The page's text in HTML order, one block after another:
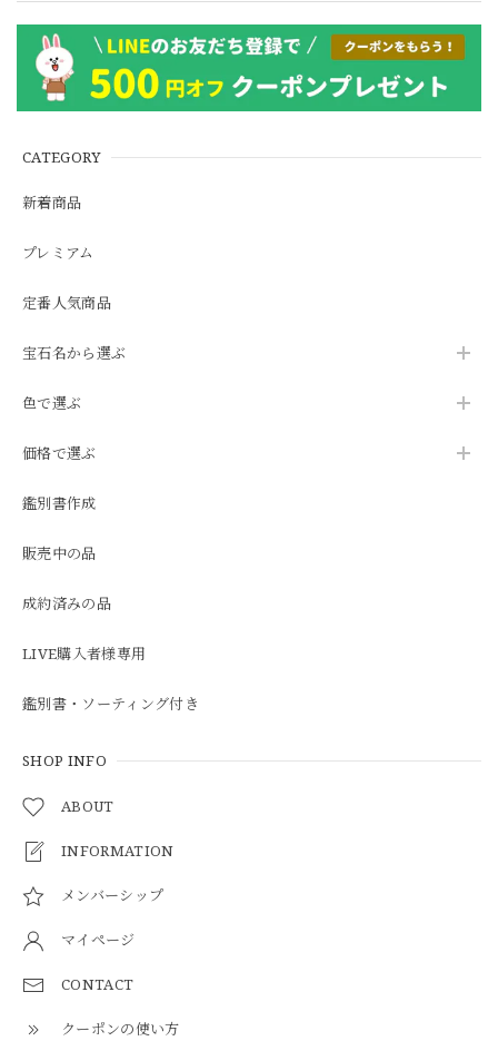
CATEGORY
新着商品
プレミアム
定番人気商品
宝石名から選ぶ
色で選ぶ
価格で選ぶ
鑑別書作成
販売中の品
成約済みの品
LIVE購入者様専用
鑑別書・ソーティング付き
SHOP INFO
ABOUT
INFORMATION
メンバーシップ
マイページ
CONTACT
クーポンの使い方